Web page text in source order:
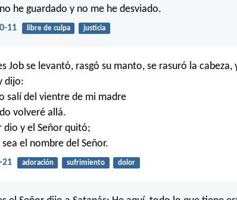
he guardado y no me he desviado.
11 libre de culpa justicia
Job se levantó, rasgó su manto, se rasuró la
dijo:
salí del vientre de mi madre
volveré allá.
dio y el Señor quitó;
el nombre del Señor.
21 adoración sufrimiento dolor